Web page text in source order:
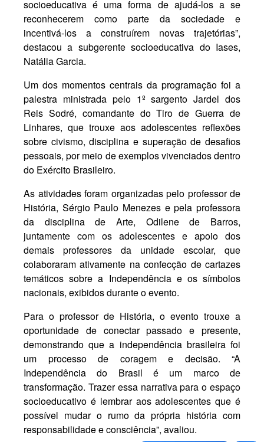
socioeducativa é uma forma de ajudá-los a se
reconhecerem como parte da sociedade e
incentivá-los a construírem novas trajetórias”,
destacou a subgerente socioeducativa do Iases,
Natália Garcia.
Um dos momentos centrais da programação foi a
palestra ministrada pelo 1º sargento Jardel dos
Reis Sodré, comandante do Tiro de Guerra de
Linhares, que trouxe aos adolescentes reflexões
sobre civismo, disciplina e superação de desafios
pessoais, por meio de exemplos vivenciados dentro
do Exército Brasileiro.
As atividades foram organizadas pelo professor de
História, Sérgio Paulo Menezes e pela professora
da disciplina de Arte, Odilene de Barros,
juntamente com os adolescentes e apoio dos
demais professores da unidade escolar, que
colaboraram ativamente na confecção de cartazes
temáticos sobre a Independência e os símbolos
nacionais, exibidos durante o evento.
Para o professor de História, o evento trouxe a
oportunidade de conectar passado e presente,
demonstrando que a independência brasileira foi
um processo de coragem e decisão. “A
Independência do Brasil é um marco de
transformação. Trazer essa narrativa para o espaço
socioeducativo é lembrar aos adolescentes que é
possível mudar o rumo da própria história com
responsabilidade e consciência”, avaliou.